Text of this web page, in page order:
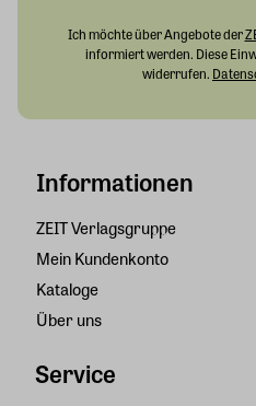
Informationen
ZEIT Verlagsgruppe
Mein Kundenkonto
Kataloge
Über uns
Service
Ich möchte über Angebote der
informiert werden. Diese
widerrufen.